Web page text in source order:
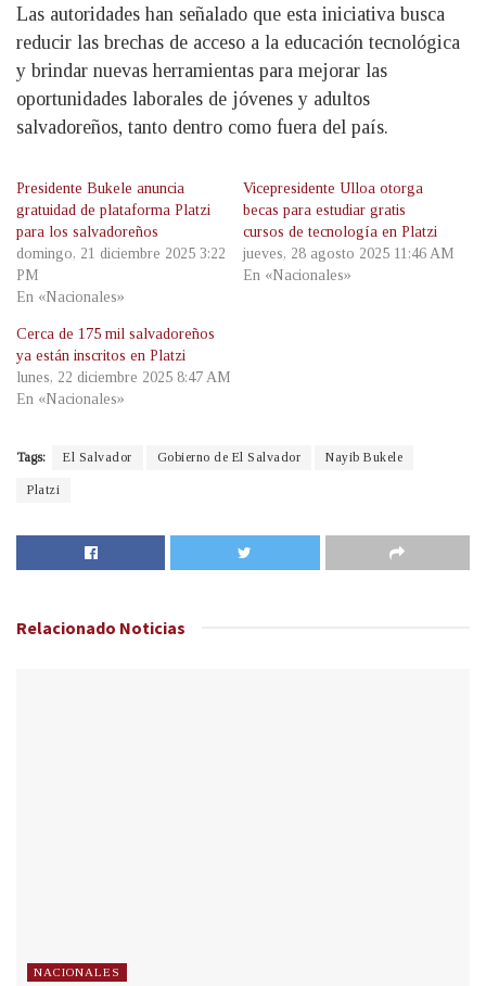
Las autoridades han señalado que esta iniciativa busca
reducir las brechas de acceso a la educación tecnológica
y brindar nuevas herramientas para mejorar las
oportunidades laborales de jóvenes y adultos
salvadoreños, tanto dentro como fuera del país.
Presidente Bukele anuncia
gratuidad de plataforma Platzi
para los salvadoreños
domingo, 21 diciembre 2025 3:22
PM
En «Nacionales»
Vicepresidente Ulloa otorga
becas para estudiar gratis
cursos de tecnología en Platzi
jueves, 28 agosto 2025 11:46 AM
En «Nacionales»
Cerca de 175 mil salvadoreños
ya están inscritos en Platzi
lunes, 22 diciembre 2025 8:47 AM
En «Nacionales»
Tags: El Salvador Gobierno de El Salvador Nayib Bukele
Platzi
Relacionado Noticias
NACIONALES